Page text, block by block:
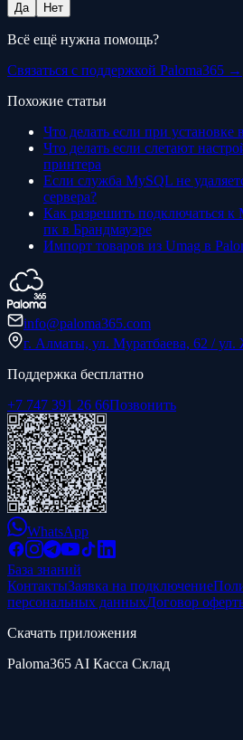
Да Нет
Всё ещё нужна помощь?
Связаться с поддержкой Paloma365 →
Похожие статьи
Что делать если при
Что делать если слетают
принтера
Если служба MySQL не
сервера?
Как разрешить подключаться к
пк в Брандмауэре
Импорт товаров из Umag в
info@paloma365.com
г. Алматы, ул. Муратбаева, 62 /
Поддержка бесплатно
+7 747 391 26 66Позвонить
WhatsApp
База знаний
КонтактыЗаявка на подключение
персональных данныхДоговор
Скачать приложения
Paloma365 AI Касса Склад